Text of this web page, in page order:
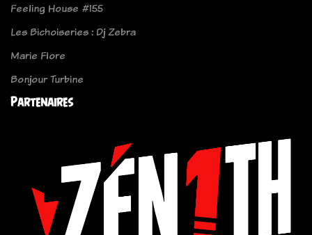
Feeling House #155
Les Bichoiseries : Dj Zebra
Marie Flore
Bonjour Turbine
Partenaires